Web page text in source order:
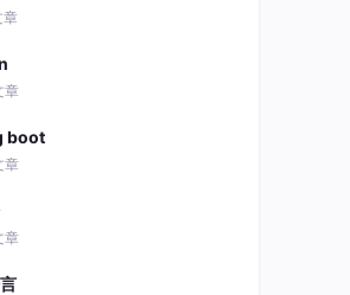
章
章
boot
章
章